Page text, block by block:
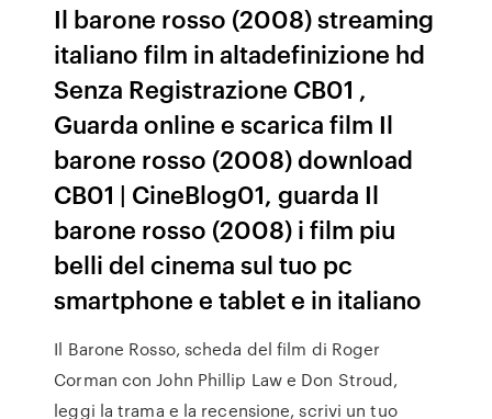
Il barone rosso (2008) streaming
italiano film in altadefinizione hd
Senza Registrazione CB01 ,
Guarda online e scarica film Il
barone rosso (2008) download
CB01 | CineBlog01, guarda Il
barone rosso (2008) i film piu
belli del cinema sul tuo pc
smartphone e tablet e in italiano
Il Barone Rosso, scheda del film di Roger
Corman con John Phillip Law e Don Stroud,
leggi la trama e la recensione, scrivi un tuo